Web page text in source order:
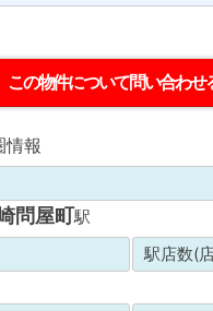
情報
問屋町駅
駅店数(